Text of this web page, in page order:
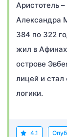
Аристотель
Александра
384 по 322
жил в Афинах
острове
лицей и
логики.
4.1